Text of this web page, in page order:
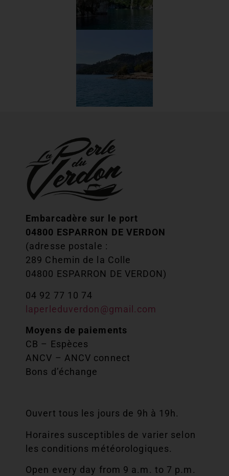
Embarcadère sur le port
04800 ESPARRON DE VERDON
(adresse postale :
289 Chemin de la Colle
04800 ESPARRON DE VERDON)
04 92 77 10 74
laperleduverdon@gmail.com
Moyens de paiements
CB – Espèces
ANCV – ANCV connect
Bons d’échange
Ouvert tous les jours de 9h à 19h.
Horaires susceptibles de varier selon
les conditions météorologiques.
Open every day from 9 a.m. to 7 p.m.